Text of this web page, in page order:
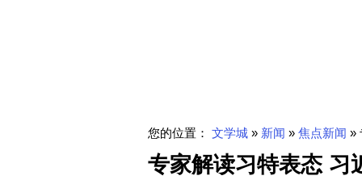
您的位置： 文学城 » 新闻 » 焦点新闻 »
专家解读习特表态 习